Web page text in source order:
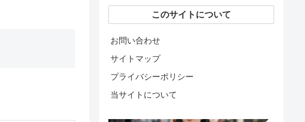
このサイトについて
お問い合わせ
サイトマップ
プライバシーポリシー
当サイトについて